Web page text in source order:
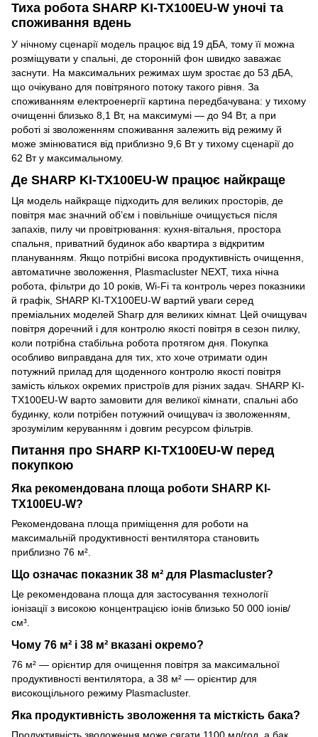
Тиха робота SHARP KI-TX100EU-W уночі та
споживання вдень
У нічному сценарії модель працює від 19 дБА, тому її можна
розміщувати у спальні, де сторонній фон швидко заважає
заснути. На максимальних режимах шум зростає до 53 дБА,
що очікувано для повітряного потоку такого рівня. За
споживанням електроенергії картина передбачувана: у тихому
очищенні близько 8,1 Вт, на максимумі — до 94 Вт, а при
роботі зі зволоженням споживання залежить від режиму й
може змінюватися від приблизно 9,6 Вт у тихому сценарії до
62 Вт у максимальному.
Де SHARP KI-TX100EU-W працює найкраще
Ця модель найкраще підходить для великих просторів, де
повітря має значний об’єм і повільніше очищується після
запахів, пилу чи провітрювання: кухня-вітальня, простора
спальня, приватний будинок або квартира з відкритим
плануванням. Якщо потрібні висока продуктивність очищення,
автоматичне зволоження, Plasmacluster NEXT, тиха нічна
робота, фільтри до 10 років, Wi-Fi та контроль через показники
й графік, SHARP KI-TX100EU-W вартий уваги серед
преміальних моделей Sharp для великих кімнат. Цей очищувач
повітря доречний і для контролю якості повітря в сезон пилку,
коли потрібна стабільна робота протягом дня. Покупка
особливо виправдана для тих, хто хоче отримати один
потужний прилад для щоденного контролю якості повітря
замість кількох окремих пристроїв для різних задач. SHARP KI-
TX100EU-W варто замовити для великої кімнати, спальні або
будинку, коли потрібен потужний очищувач із зволоженням,
зрозумілим керуванням і довгим ресурсом фільтрів.
Питання про SHARP KI-TX100EU-W перед
покупкою
Яка рекомендована площа роботи SHARP KI-
TX100EU-W?
Рекомендована площа приміщення для роботи на
максимальній продуктивності вентилятора становить
приблизно 76 м².
Що означає показник 38 м² для Plasmacluster?
Це рекомендована площа для застосування технології
іонізації з високою концентрацією іонів близько 50 000 іонів/
см³.
Чому 76 м² і 38 м² вказані окремо?
76 м² — орієнтир для очищення повітря за максимальної
продуктивності вентилятора, а 38 м² — орієнтир для
високощільного режиму Plasmacluster.
Яка продуктивність зволоження та місткість бака?
Продуктивність зволоження може сягати 1100 мл/год, а бак